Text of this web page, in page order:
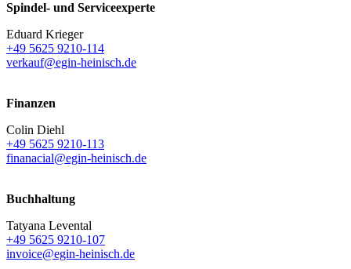
Spindel- und Serviceexperte
Eduard Krieger
+49 5625 9210-114
verkauf@egin-heinisch.de
Finanzen
Colin Diehl
+49 5625 9210-113
finanacial@egin-heinisch.de
Buchhaltung
Tatyana Levental
+49 5625 9210-107
invoice@egin-heinisch.de